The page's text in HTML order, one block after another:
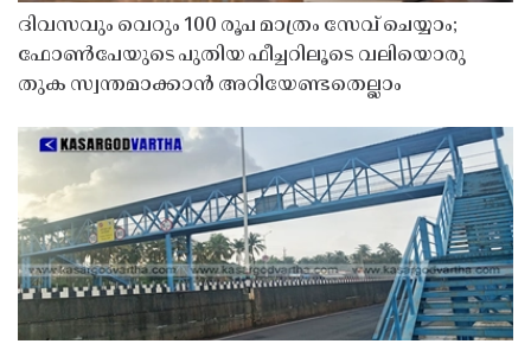
ദിവസവും വെറും 100 രൂപ മാത്രം സേവ് ചെയ്യാം;
ഫോൺപേയുടെ പുതിയ ഫീച്ചറിലൂടെ വലിയൊരു
തുക സ്വന്തമാക്കാൻ അറിയേണ്ടതെല്ലാം